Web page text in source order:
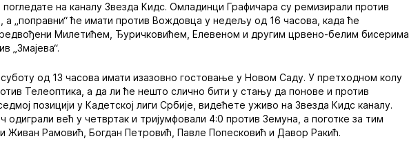
на каналу Звезда Кидс. Омладинци Графичара су ремизирали против
а „поправни“ ће имати против Вождовца у недељу од 16 часова, када ће
Милетићем, Ђуричковићем, Елевеном и другим црвено-белим бисерима
„Змајева“.
од 13 часова имати изазовно гостовање у Новом Саду. У претходном колу
Телеоптика, а да ли ће нешто слично бити у стању да понове и против
позицији у Кадетској лиги Србије, видећете уживо на Звезда Кидс каналу.
одиграли већ у четвртак и тријумфовали 4:0 против Земуна, а поготке за тим
Живан Рамовић, Богдан Петровић, Павле Попесковић и Давор Ракић.